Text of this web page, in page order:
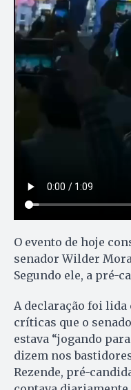
O evento de hoje
senador Wilder
Segundo ele, a pré-
A declaração foi lida
críticas que o
estava “jogando
dizem nos
Rezende, pré-